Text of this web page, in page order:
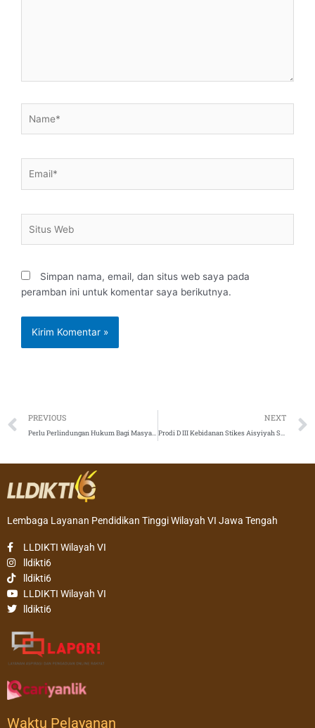
Web
Simpan nama, email, dan situs web saya pada
peramban ini untuk komentar saya berikutnya.
Prev
PREVIOUS
Perlu Perlindungan Hukum Bagi Masyarakat Terkena Dampak Pembakaran Hutan
NEXT
Prodi D III Kebidanan Stikes Aisyiyah Surakarta Raih Akreditasi A di Penghujung Tahun 2019
Lembaga Layanan Pendidikan Tinggi Wilayah VI Jawa Tengah
LLDIKTI Wilayah VI
lldikti6
lldikti6
LLDIKTI Wilayah VI
lldikti6
Waktu Pelayanan